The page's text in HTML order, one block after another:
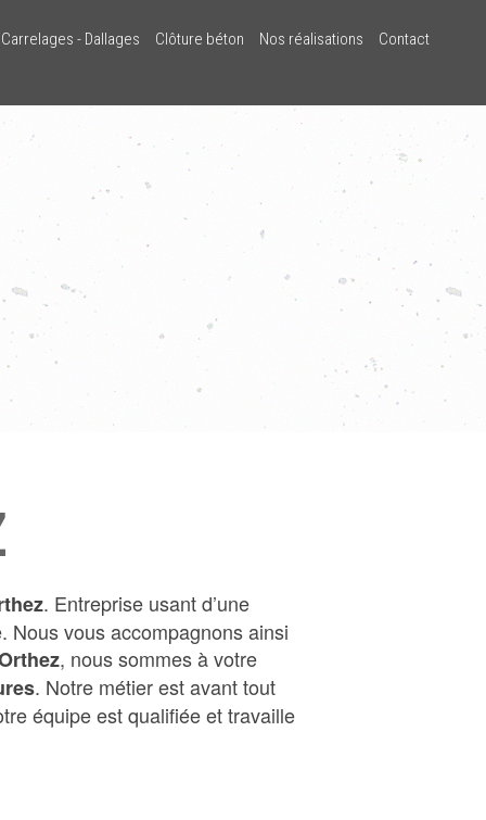
Carrelages - Dallages Clôture béton Nos réalisations Contact
. Entreprise usant d’une
Nous vous accompagnons ainsi
, nous sommes à votre
. Notre métier est avant tout
équipe est qualifiée et travaille